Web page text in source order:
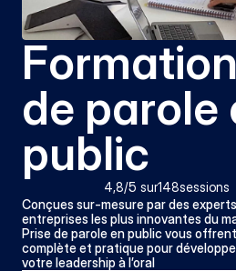
de parole
public
4,8/5 sur148sessions
Conçues sur-mesure par des
entreprises les plus innovantes du
Prise de parole en public vous
complète et pratique pour
votre leadership à l’oral